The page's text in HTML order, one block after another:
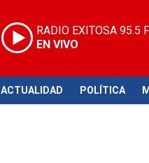
RADIO EXITOSA 95.5
EN VIVO
ACTUALIDAD POLÍTICA